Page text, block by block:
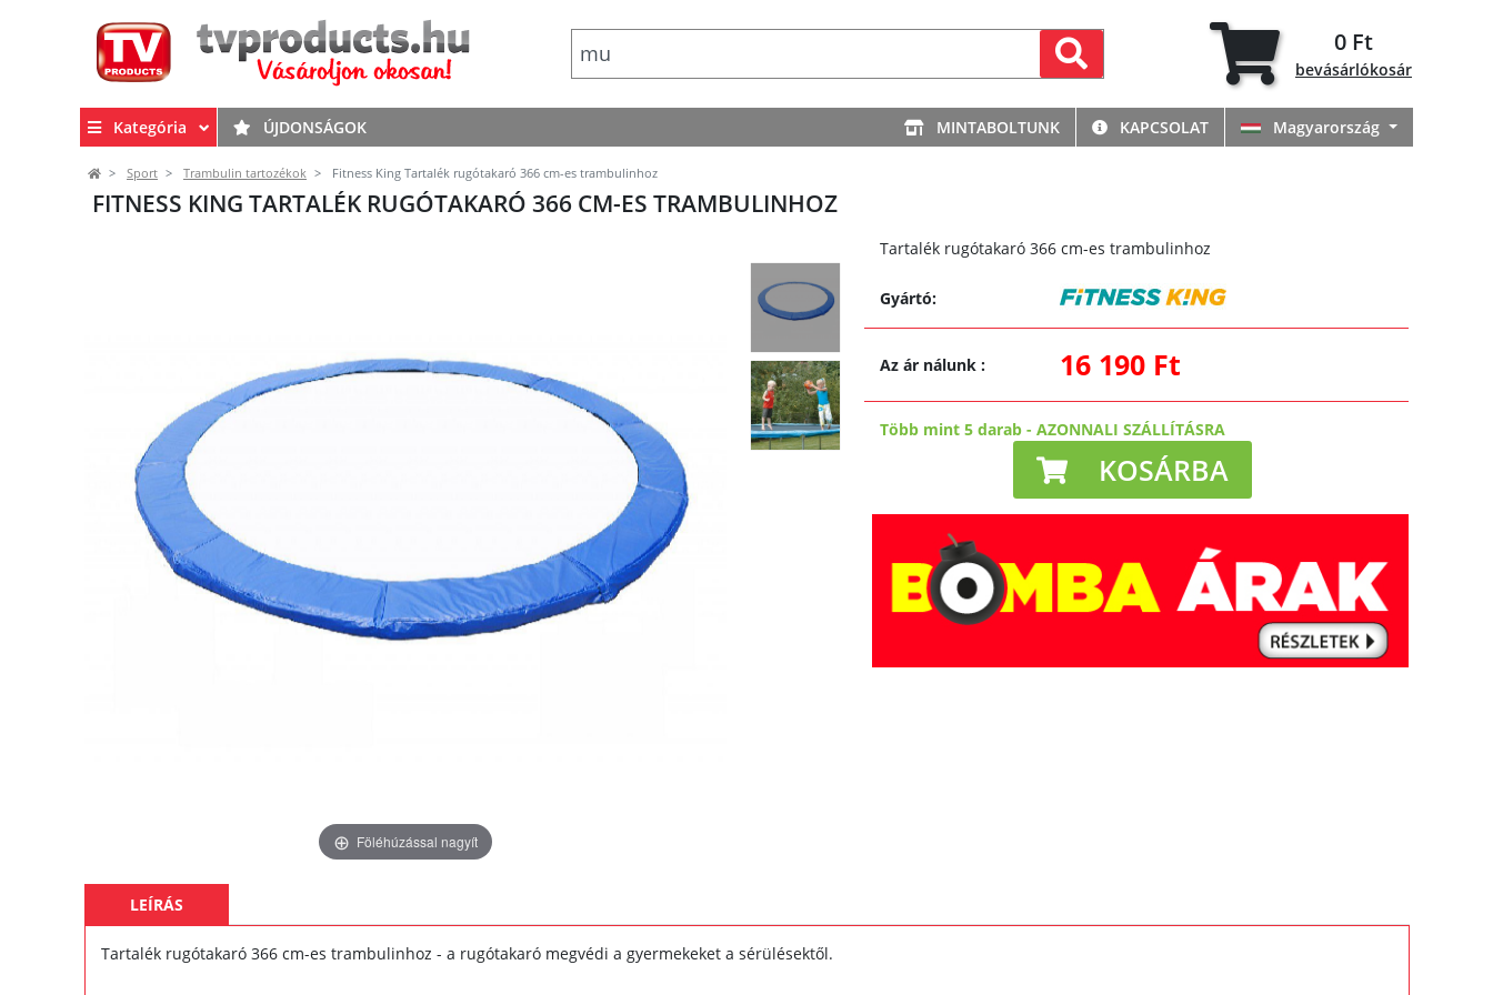
0 Ft
bevásárlókosár
Kategória ÚJDONSÁGOK MINTABOLTUNK KAPCSOLAT Magyarország
Sport Trambulin tartozékok Fitness King Tartalék rugótakaró 366 cm-es trambulinhoz
FITNESS KING TARTALÉK RUGÓTAKARÓ 366 CM-ES TRAMBULINHOZ
Föléhúzással nagyít
Tartalék rugótakaró 366 cm-es trambulinhoz
Gyártó:
Az ár nálunk: 16 190 Ft
Több mint 5 darab -AZONNALI SZÁLLÍTÁSRA
KOSÁRBA
LEÍRÁS
Tartalék rugótakaró 366 cm-es trambulinhoz - a rugótakaró megvédi a gyermekeket a sérülésektől.